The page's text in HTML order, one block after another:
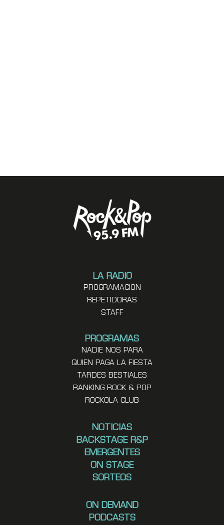
LA RADIO
PROGRAMACION
REPETIDORAS
STAFF
PROGRAMAS
NADIE NOS PARA
QUIEN PAGA LA FIESTA
TARDES BESTIALES
RANKING ROCK & POP
ROCKOLA CLUB
NOTICIAS
BACKSTAGE R&P
EMERGENTES
ON STAGE
SORTEOS
ON DEMAND
PODCASTS